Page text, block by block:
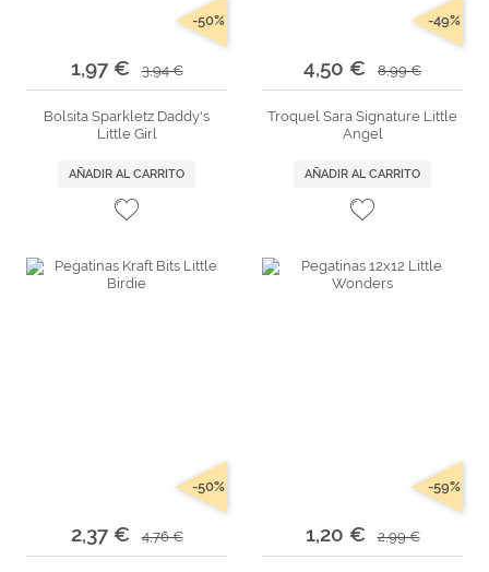
1,97 € 3,94 €
-50%
Bolsita Sparkletz Daddy's
Little Girl
AÑADIR AL CARRITO
4,50 € 8,99 €
-49%
Troquel Sara Signature Little
Angel
AÑADIR AL CARRITO
2,37 € 4,76 €
-50%
1,20 € 2,99 €
-59%